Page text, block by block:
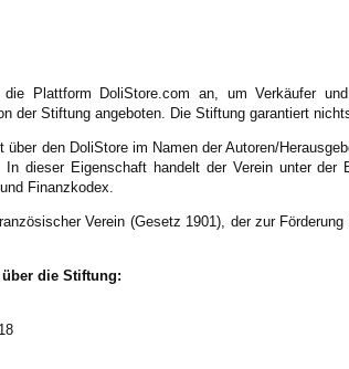
Plattform DoliStore.com an, um Verkäufer
der Stiftung angeboten. Die Stiftung garantiert
über den DoliStore im Namen der Autoren/
In dieser Eigenschaft handelt der Verein unter
Finanzkodex.
Verein (Gesetz 1901), der zur
die Stiftung: